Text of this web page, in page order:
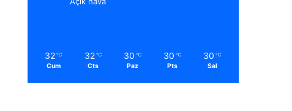
32 ℃
Cum
32 ℃
Cts
30 ℃
Paz
30 ℃
Pts
30 ℃
Sal